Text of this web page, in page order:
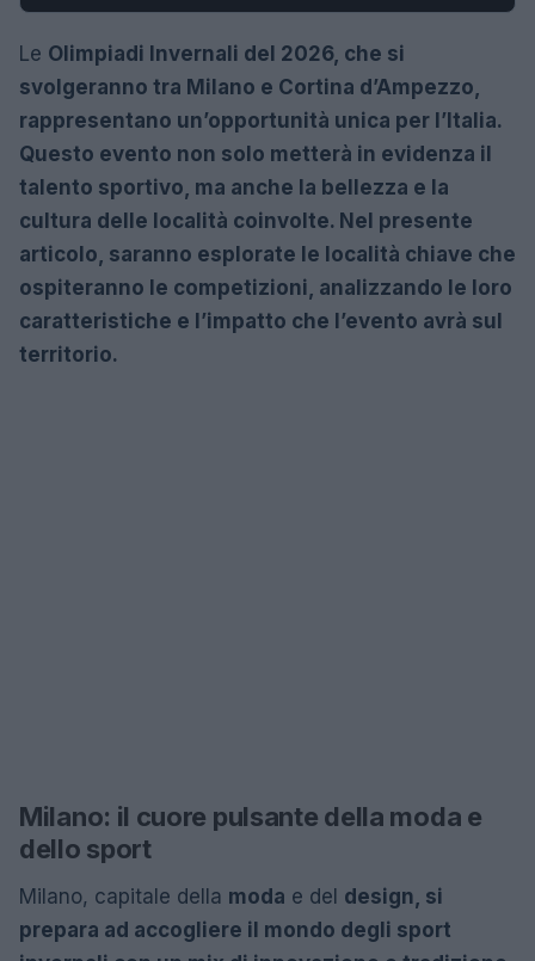
Le Olimpiadi Invernali del 2026, che si
svolgeranno tra Milano e Cortina d’Ampezzo,
rappresentano un’opportunità unica per l’Italia.
Questo evento non solo metterà in evidenza il
talento sportivo, ma anche la bellezza e la
cultura delle località coinvolte. Nel presente
articolo, saranno esplorate le località chiave che
ospiteranno le competizioni, analizzando le loro
caratteristiche e l’impatto che l’evento avrà sul
territorio.
Milano: il cuore pulsante della moda e
dello sport
Milano, capitale della moda e del design, si
prepara ad accogliere il mondo degli sport